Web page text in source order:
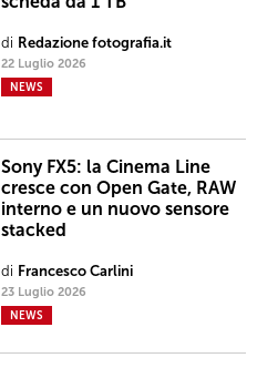
di Redazione fotografia.it
22 Luglio 2026
NEWS
Sony FX5: la Cinema Line
cresce con Open Gate, RAW
interno e un nuovo sensore
stacked
di Francesco Carlini
23 Luglio 2026
NEWS